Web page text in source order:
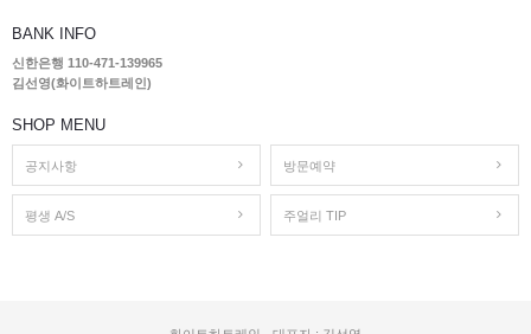
BANK INFO
신한은행 110-471-139965
김선영(화이트하트레인)
SHOP MENU
공지사항 방문예약
평생 A/S 주얼리 TIP